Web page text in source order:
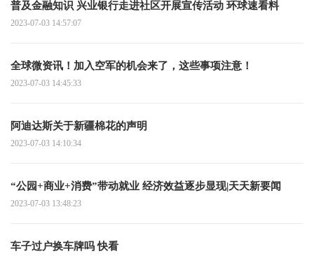
普及金融知识 兴业银行走进社区开展宣传活动 环球速看料
2023-07-03 14:57:07
全球微资讯！加入空军的机会来了，这些事项注意！
2023-07-03 14:45:33
阿迪达斯关于新疆棉花的声明
2023-07-03 14:10:34
“公园+商业+消费”带动就业 经济效益逐步显现|天天新要闻
2023-07-03 13:48:23
车子过户换车牌吗 快看